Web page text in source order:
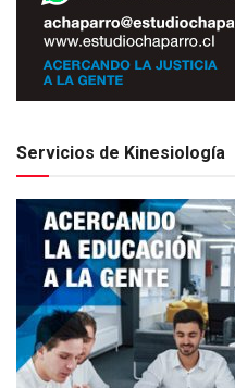
Servicios de Kinesiología